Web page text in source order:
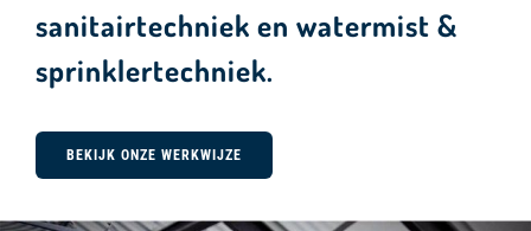
sanitairtechniek en watermist &
sprinklertechniek.
BEKIJK ONZE WERKWIJZE